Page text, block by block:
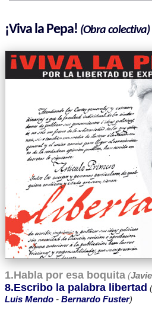
¡Viva la Pepa! (Obra colectiva)
1.Habla por esa boquita (
8.Escribo la palabra libertad (
Luis Mendo - Bernardo Fuster)